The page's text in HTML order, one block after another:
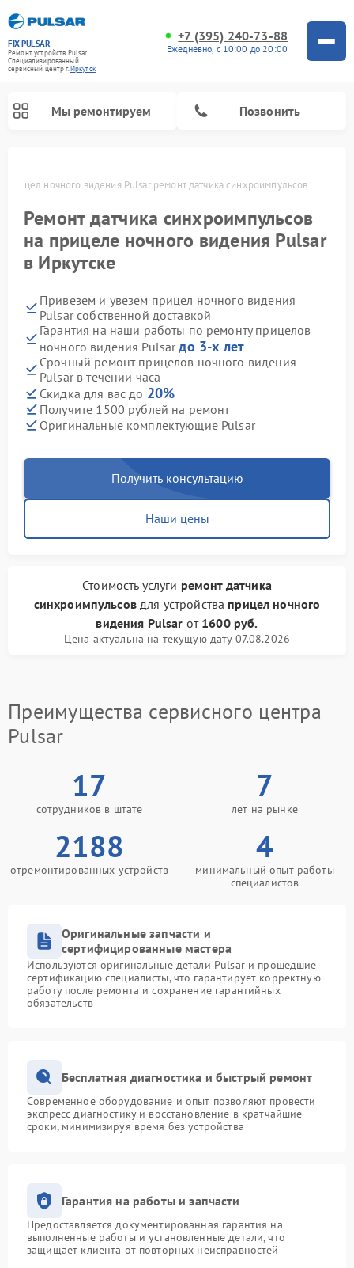
FIX-PULSAR
Ремонт устройств Pulsar
Специализированный
cервисный центр г.Иркутск
+7 (395) 240-73-88
Ежедневно, с 10:00 до 20:00
Мы ремонтируем Позвонить
Прицел ночного видения Pulsar ремонт датчика синхроимпульсов
Ремонт датчика синхроимпульсов
на прицеле ночного видения Pulsar
в Иркутске
Привезем и увезем прицел ночного видения
Pulsar собственной доставкой
Гарантия на наши работы по ремонту прицелов
ночного видения Pulsarдо 3-х лет
Срочный ремонт прицелов ночного видения
Pulsar в течении часа
Скидка для вас до 20%
Получите 1500 рублей на ремонт
Оригинальные комплектующие Pulsar
Получить консультацию
Наши цены
Стоимость услуги ремонт датчика
синхроимпульсовдля устройства прицел ночного
видения Pulsar от 1600 руб.
Цена актуальна на текущую дату 07.08.2026
Преимущества сервисного центра
Pulsar
17
сотрудников в штате
7
лет на рынке
2188
отремонтированных устройств
4
минимальный опыт работы
специалистов
Оригинальные запчасти и
сертифицированные мастера
Используются оригинальные детали Pulsar и прошедшие
сертификацию специалисты, что гарантирует корректную
работу после ремонта и сохранение гарантийных
обязательств
Бесплатная диагностика и быстрый ремонт
Современное оборудование и опыт позволяют провести
экспресс-диагностику и восстановление в кратчайшие
сроки, минимизируя время без устройства
Гарантия на работы и запчасти
Предоставляется документированная гарантия на
выполненные работы и установленные детали, что
защищает клиента от повторных неисправностей